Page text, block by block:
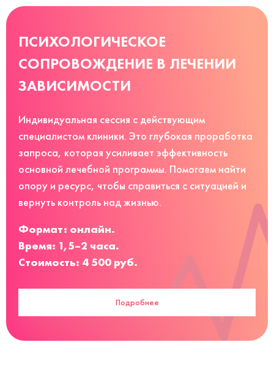
ПСИХОЛОГИЧЕСКОЕ
СОПРОВОЖДЕНИЕ В ЛЕЧЕНИИ
ЗАВИСИМОСТИ
Индивидуальная сессия с действующим
специалистом клиники. Это глубокая проработка
запроса, которая усиливает эффективность
основной лечебной программы. Помогаем найти
опору и ресурс, чтобы справиться с ситуацией и
вернуть контроль над жизнью.
Формат: онлайн.
Время: 1,5–2 часа.
Стоимость: 4 500 руб.
Подробнее